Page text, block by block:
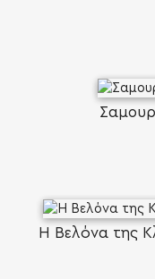
Η Βελόνα της